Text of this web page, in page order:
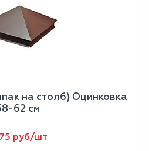
на столб) Оцинковка
62 см
руб/шт